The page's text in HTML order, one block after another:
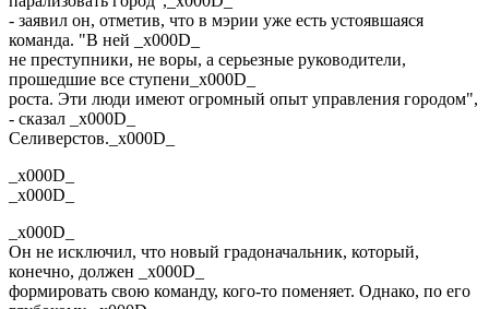
- заявил он, отметив, что в мэрии уже есть устоявшаяся
команда. "В ней _x000D_
не преступники, не воры, а серьезные руководители,
прошедшие все ступени_x000D_
роста. Эти люди имеют огромный опыт управления городом",
- сказал _x000D_
Селиверстов._x000D_
_x000D_
_x000D_
_x000D_
Он не исключил, что новый градоначальник, который,
конечно, должен _x000D_
формировать свою команду, кого-то поменяет. Однако, по его